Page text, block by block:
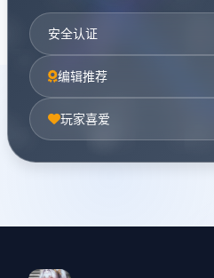
安全认证
编辑推荐
玩家喜爱